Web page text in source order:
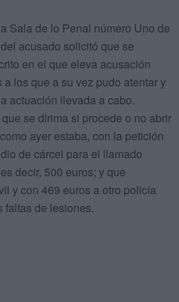
Sala de lo Penal número Uno de
acusado solicitó que se
en el que eleva acusación
los que a su vez pudo atentar y
actuación llevada a cabo.
se dirima si procede o no abrir
ayer estaba, con la petición
de cárcel para el llamado
decir, 500 euros; y que
y con 469 euros a otro policía
faltas de lesiones.